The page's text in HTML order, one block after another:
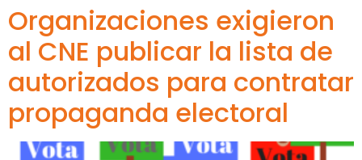
Organizaciones exigieron
al CNE publicar la lista de
autorizados para contratar
propaganda electoral